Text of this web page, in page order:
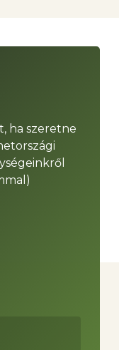
ha szeretne